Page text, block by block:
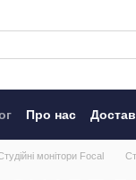
Про нас
монітори Focal